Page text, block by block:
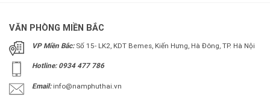
VĂN PHÒNG MIỀN BẮC
VP Miền Bắc:Số 15- LK2, KDT Bemes, Kiến Hưng, Hà Đông, TP. Hà Nội
Hotline: 0934 477 786
Email: info@namphuthai.vn